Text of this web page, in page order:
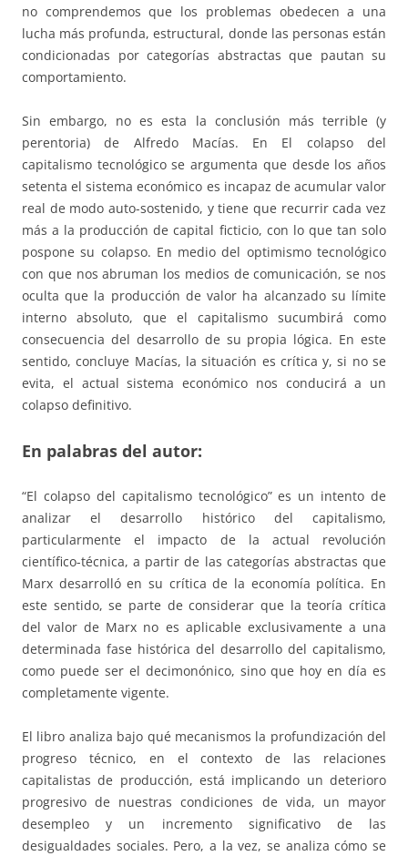
no comprendemos que los problemas obedecen a una
lucha más profunda, estructural, donde las personas están
condicionadas por categorías abstractas que pautan su
comportamiento.
Sin embargo, no es esta la conclusión más terrible (y
perentoria) de Alfredo Macías. En El colapso del
capitalismo tecnológico se argumenta que desde los años
setenta el sistema económico es incapaz de acumular valor
real de modo auto-sostenido, y tiene que recurrir cada vez
más a la producción de capital ficticio, con lo que tan solo
pospone su colapso. En medio del optimismo tecnológico
con que nos abruman los medios de comunicación, se nos
oculta que la producción de valor ha alcanzado su límite
interno absoluto, que el capitalismo sucumbirá como
consecuencia del desarrollo de su propia lógica. En este
sentido, concluye Macías, la situación es crítica y, si no se
evita, el actual sistema económico nos conducirá a un
colapso definitivo.
En palabras del autor:
“El colapso del capitalismo tecnológico” es un intento de
analizar el desarrollo histórico del capitalismo,
particularmente el impacto de la actual revolución
científico-técnica, a partir de las categorías abstractas que
Marx desarrolló en su crítica de la economía política. En
este sentido, se parte de considerar que la teoría crítica
del valor de Marx no es aplicable exclusivamente a una
determinada fase histórica del desarrollo del capitalismo,
como puede ser el decimonónico, sino que hoy en día es
completamente vigente.
El libro analiza bajo qué mecanismos la profundización del
progreso técnico, en el contexto de las relaciones
capitalistas de producción, está implicando un deterioro
progresivo de nuestras condiciones de vida, un mayor
desempleo y un incremento significativo de las
desigualdades sociales. Pero, a la vez, se analiza cómo se